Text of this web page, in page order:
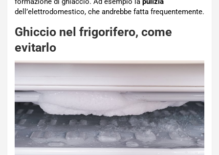
dell’elettrodomestico, che andrebbe fatta frequentemente.
Ghiccio nel frigorifero, come
evitarlo